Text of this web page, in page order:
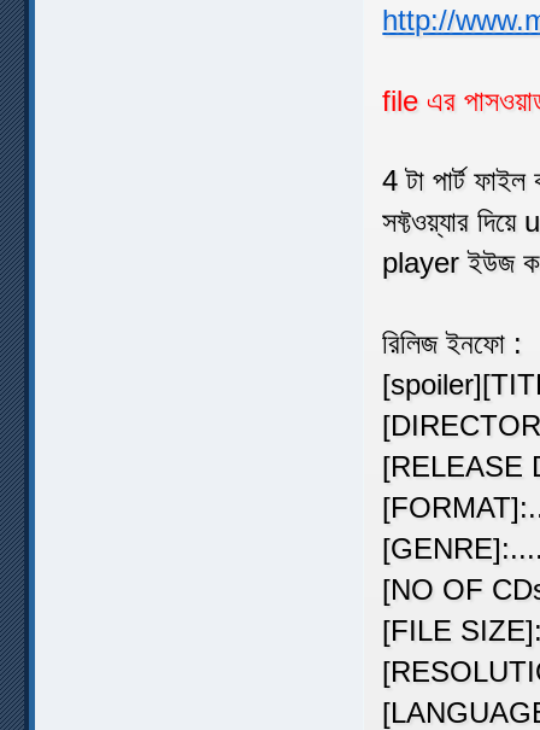
http://
file এর
4 টা পার্ট
সফ্টওয়্যার
player ইউজ
রিলিজ ইনফো :
[RELEASE
[NO OF
[FILE